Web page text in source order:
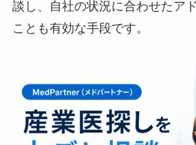
は産業医の協力が不可欠です。
体制を構築できるか、人的・時
対応が難しい場合は、医療機関
外部機関との連携を視野に入れ
す。